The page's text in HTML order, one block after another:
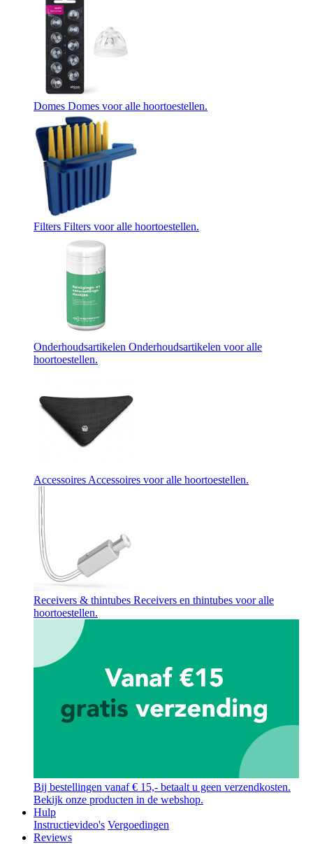
Domes Domes voor alle hoortoestellen.
Filters Filters voor alle hoortoestellen.
Onderhoudsartikelen Onderhoudsartikelen voor alle
hoortoestellen.
AccessoiresAccessoires voor alle hoortoestellen.
Receivers & thintubes Receivers en thintubes voor alle
hoortoestellen.
Bij bestellingen vanaf € 15,- betaalt u geen verzendkosten.
Bekijk onze producten in de webshop.
Hulp
Instructievideo's Vergoedingen
Reviews